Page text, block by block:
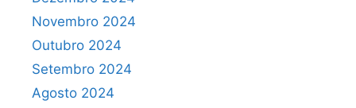
Novembro 2024
Outubro 2024
Setembro 2024
Agosto 2024